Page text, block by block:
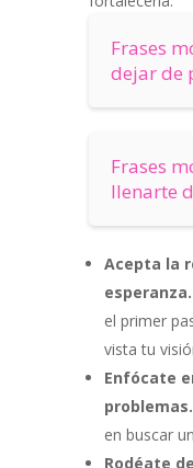
Frases
dejar de
Frases
llenarte
Acepta la
esperanza.
el primer
vista tu
Enfócate
problemas.
en buscar
Rodéate